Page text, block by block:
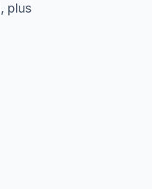
plus